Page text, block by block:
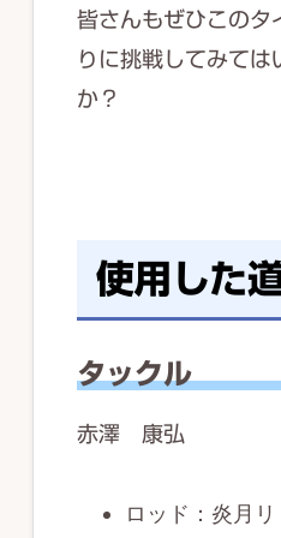
皆さんもぜひこのタ
りに挑戦してみては
か？
使用した
タックル
赤澤 康弘
ロッド：炎月